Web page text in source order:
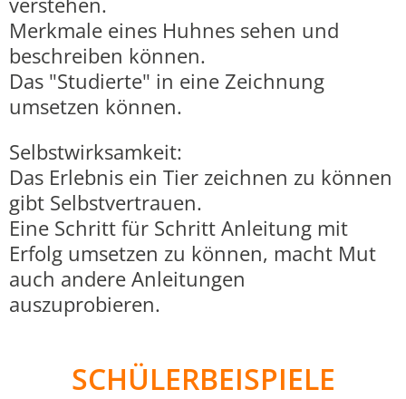
Merkmale eines Huhnes sehen und
beschreiben können.
Das "Studierte" in eine Zeichnung
umsetzen können.
Selbstwirksamkeit:
Das Erlebnis ein Tier zeichnen zu können
gibt Selbstvertrauen.
Eine Schritt für Schritt Anleitung mit
Erfolg umsetzen zu können, macht Mut
auch andere Anleitungen
auszuprobieren.
SCHÜLERBEISPIELE